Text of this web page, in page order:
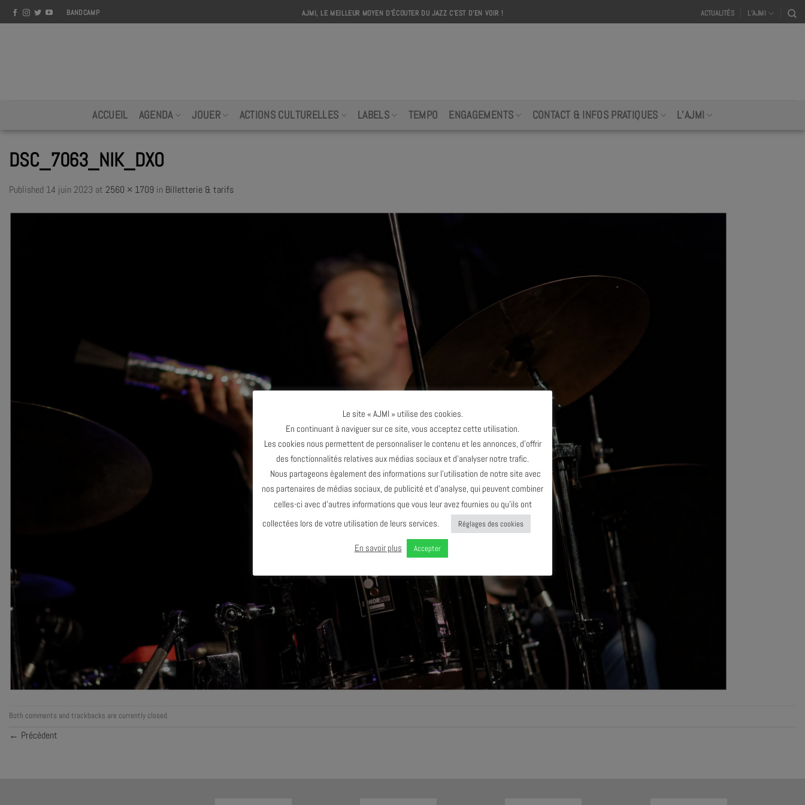
Skip
to
BANDCAMP AJMI, LE MEILLEUR MOYEN D'ÉCOUTER DU JAZZ C'EST D'EN VOIR ! ACTUALITÉS L’AJMI
ACCUEIL AGENDA JOUER ACTIONS CULTURELLES LABELS TEMPO ENGAGEMENTS CONTACT & INFOS PRATIQUES L’AJMI
DSC_7063_NIK_DXO
Published 14 juin 2023 at 2560 × 1709 in Billetterie & tarifs
Both comments and trackbacks are currently closed.
← Précédent
Le site « AJMI » utilise des cookies.
En continuant à naviguer sur ce site, vous acceptez cette utilisation.
Les cookies nous permettent de personnaliser le contenu et les annonces, d’offrir
des fonctionnalités relatives aux médias sociaux et d’analyser notre trafic.
Nous partageons également des informations sur l’utilisation de notre site avec
nos partenaires de médias sociaux, de publicité et d’analyse, qui peuvent combiner
celles-ci avec d’autres informations que vous leur avez fournies ou qu’ils ont
collectées lors de votre utilisation de leurs services.
Réglages des cookies
En savoir plus Accepter